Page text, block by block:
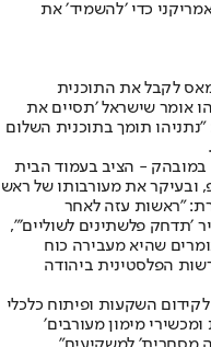
כדי ׳להשמיד׳ את
לקבל את התוכנית
אומר שישראל ׳תסיים את
תומך בתוכנית השלום
במובהק - הציב בעמוד הבית
את מעורבותו של ראש
״ראשות עזה לאחר
׳תדחק פלשתינים לשוליים׳״,
שהיא מעבירה כוח
הפלסטינית ביהודה
השקעות ופיתוח כלכלי
מימון מעורבים׳